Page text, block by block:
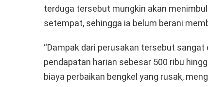
terduga tersebut mungkin akan
setempat, sehingga ia belum berani
“Dampak dari perusakan tersebut
pendapatan harian sebesar 500 ribu
biaya perbaikan bengkel yang rusak,